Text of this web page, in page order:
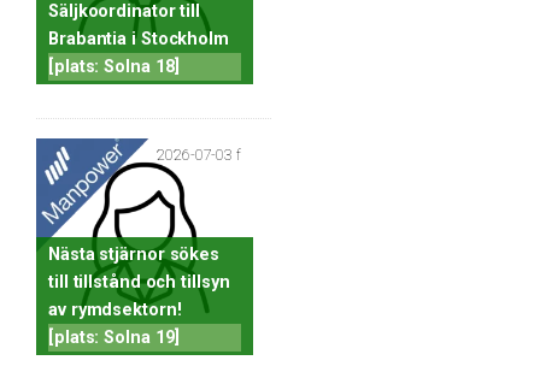
Säljkoordinator till
Brabantia i Stockholm
[plats: Solna 18]
2026-07-03 f
Nästa stjärnor sökes
till tillstånd och tillsyn
av rymdsektorn!
[plats: Solna 19]